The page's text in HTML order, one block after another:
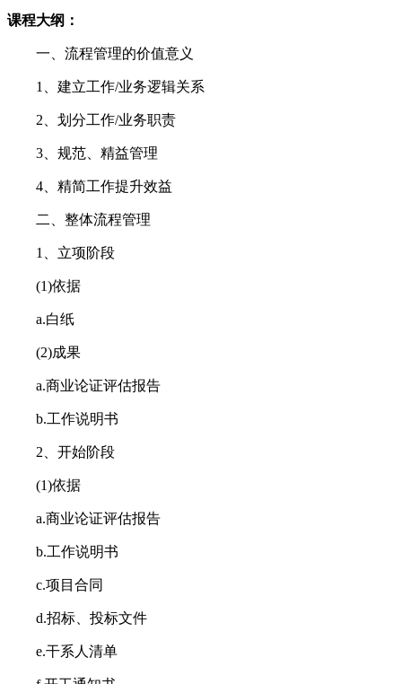
课程大纲：
一、流程管理的价值意义
1、建立工作/业务逻辑关系
2、划分工作/业务职责
3、规范、精益管理
4、精简工作提升效益
二、整体流程管理
1、立项阶段
(1)依据
a.白纸
(2)成果
a.商业论证评估报告
b.工作说明书
2、开始阶段
(1)依据
a.商业论证评估报告
b.工作说明书
c.项目合同
d.招标、投标文件
e.干系人清单